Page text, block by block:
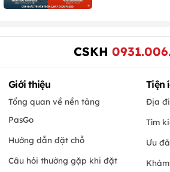
CSKH
Giới thiệu
Tổng quan về nền tảng
PasGo
Hướng dẫn đặt chỗ
Câu hỏi thường gặp khi đặt
Tiện
Địa
Tìm
Ưu